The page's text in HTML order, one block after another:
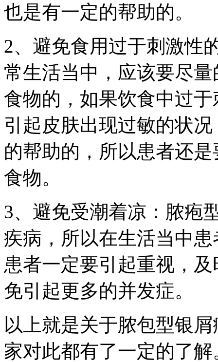
也是有一定的帮助的。
2、避免食用过于刺激性
常生活当中，应该要尽
食物的，如果饮食中过
引起皮肤出现过敏的状
的帮助的，所以患者还
食物。
3、避免受潮着凉：脓疱
疾病，所以在生活当中
患者一定要引起重视，
免引起更多的并发症。
以上就是关于脓包型银
家对此都有了一定的了